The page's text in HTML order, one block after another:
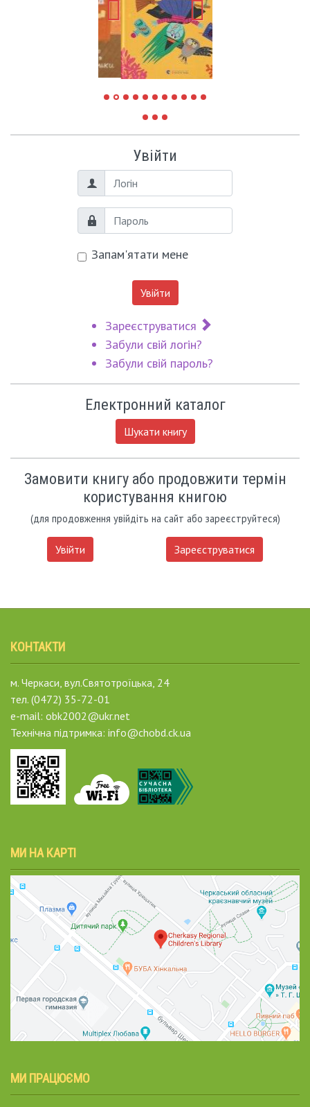
Увійти
Логін
Пароль
Запам'ятати мене
Увійти
Зареєструватися
Забули свій логін?
Забули свій пароль?
Електронний каталог
Шукати книгу
Замовити книгу або продовжити термін
користування книгою
(для продовження увійдіть на сайт або зареєструйтеся)
Увійти Зареєструватися
КОНТАКТИ
м. Черкаси, вул.Святотроїцька, 24
тел. (0472) 35-72-01
e-mail: obk2002@ukr.net
Технічна підтримка: info@chobd.ck.ua
МИ НА КАРТІ
МИ ПРАЦЮЄМО